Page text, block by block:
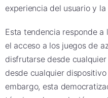
experiencia del usuario y
Esta tendencia responde
el acceso a los juegos de
disfrutarse desde
desde cualquier
embargo, esta